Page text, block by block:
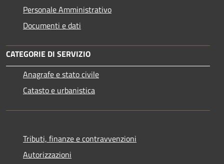
Personale Amministrativo
Documenti e dati
CATEGORIE DI SERVIZIO
Anagrafe e stato civile
Catasto e urbanistica
Tributi, finanze e contravvenzioni
Autorizzazioni